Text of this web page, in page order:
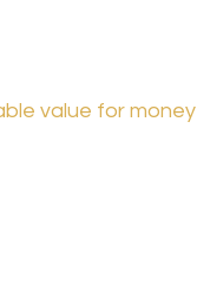
value for money